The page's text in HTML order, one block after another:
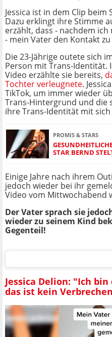
Jessica ist in dem Clip
Dazu erklingt ihre Stimme
erzählt, dass - nachdem
- mein Vater den Kontakt
Die 23-Jährige outete sich
Person mit Trans-Identität.
Video erzählte sie bereits,
Tochter verleugnete.
TikTok, um immer wieder
Trans-Hintergrund und die
ihre Trans-Identität mit
PROMIS & STARS
STAR BERND
Einige Jahre nach ihrem
jedoch wieder bei ihr
Video vom Mittwochabend
Der Vater sprach sie
wieder zu seinem Kind
Gegenteil!
Jessica Delion: "Ich
das ist kein